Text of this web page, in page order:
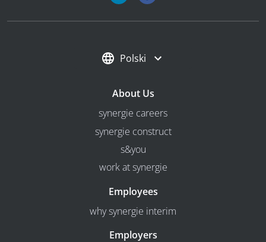
Polski
About Us
synergie careers
synergie construct
s&you
work at synergie
Employees
why synergie interim
Employers